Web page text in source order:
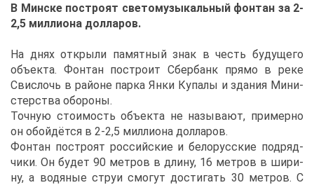
В Мин­ске по­стро­ят све­то­му­зы­каль­ный фон­тан за 2-
2,5 мил­ли­о­на дол­ла­ров.
На днях от­кры­ли па­мят­ный знак в честь бу­ду­ще­го
объ­ек­та. Фон­тан по­стро­ит Сбер­банк пря­мо в ре­ке
Свис­лочь в рай­оне пар­ка Ян­ки Ку­па­лы и зда­ния Ми­ни­
стер­ства обо­ро­ны.
Точ­ную сто­и­мость объ­ек­та не на­зы­ва­ют, при­мер­но
он обой­дёт­ся в 2-2,5 мил­ли­о­на дол­ла­ров.
Фон­тан по­стро­ят рос­сий­ские и бе­ло­рус­ские под­ряд­
чи­ки. Он бу­дет 90 мет­ров в дли­ну, 16 мет­ров в ши­ри­
ну, а во­дя­ные струи смо­гут до­сти­гать 30 мет­ров. С